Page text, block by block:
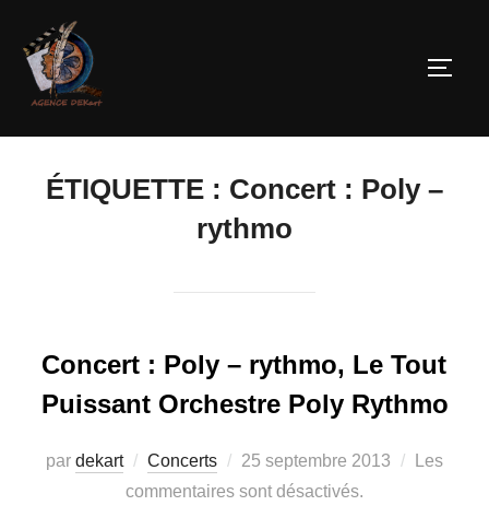
ÉTIQUETTE : Concert : Poly –
rythmo
Concert : Poly – rythmo, Le Tout
Puissant Orchestre Poly Rythmo
par dekart Concerts 25 septembre 2013
Les
commentaires sont désactivés.